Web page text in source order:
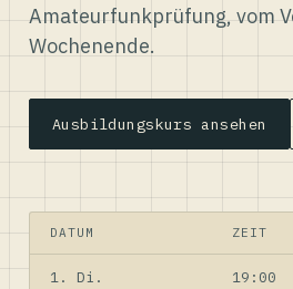
Amateurfunkprüfung, vom
Wochenende.
Ausbildungskurs ansehen
DATUM ZEIT
1. Di. 19:00